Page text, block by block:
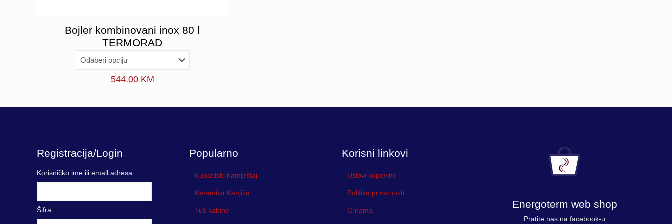
Bojler kombinovani inox 80 l
TERMORAD
544.00 KM
Registracija/Login
Korisničko ime ili email adresa
Šifra
Popularno
Kupatilski namještaj
Keramika Kanjiža
Tuš kabine
Korisni linkovi
Uslovi kupovine
Politika privatnosti
O nama
Energoterm web shop
Pratite nas na facebook-u